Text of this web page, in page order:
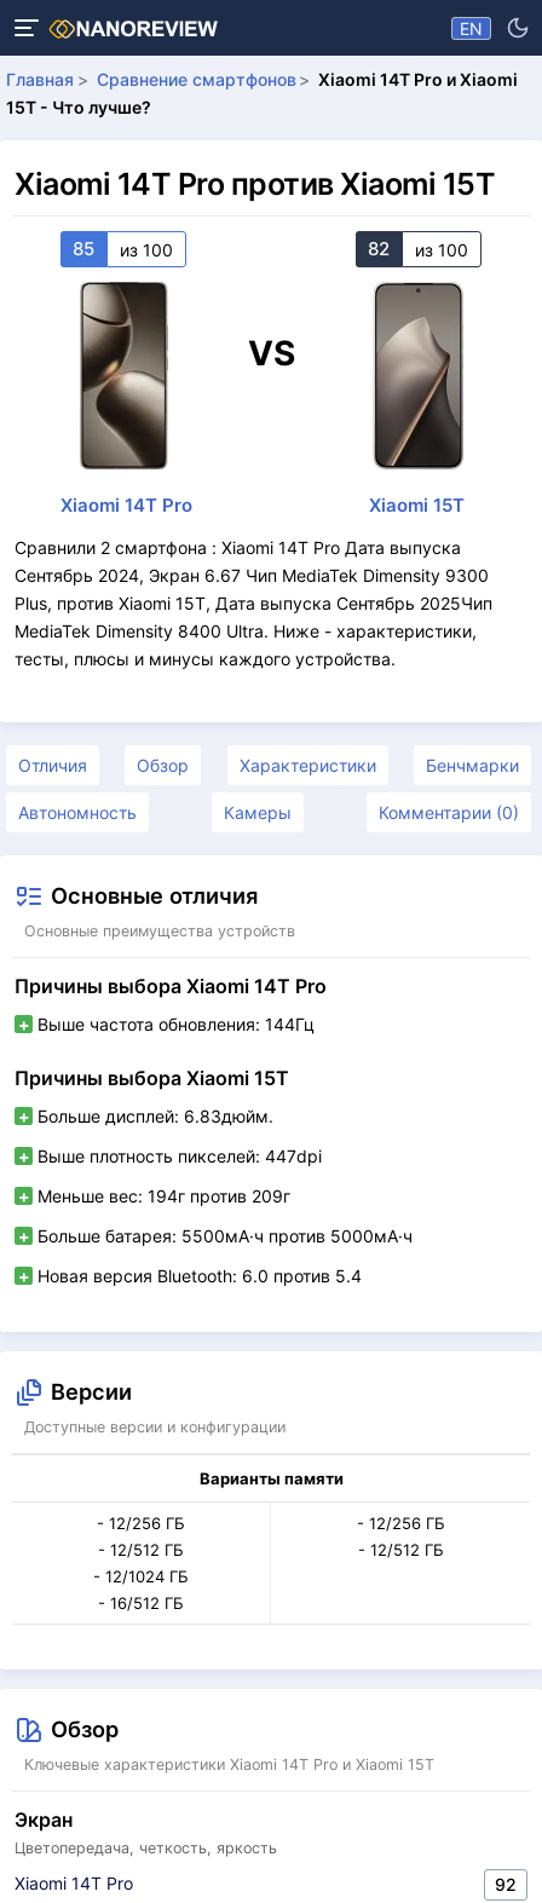
EN
Главная Сравнение смартфонов
Xiaomi 14T Pro и Xiaomi
15T - Что лучше?
Xiaomi 14T Pro против Xiaomi 15T
85 из 100
VS
82 из 100
Xiaomi 14T Pro Xiaomi 15T
Сравнили 2 смартфона : Xiaomi 14T Pro Дата выпуска
Сентябрь 2024, Экран 6.67 Чип MediaTek Dimensity 9300
Plus, против Xiaomi 15T, Дата выпуска Сентябрь 2025Чип
MediaTek Dimensity 8400 Ultra. Ниже - характеристики,
тесты, плюсы и минусы каждого устройства.
Отличия Обзор Характеристики Бенчмарки
Автономность Камеры Комментарии (0)
Основные отличия
Основные преимущества устройств
Причины выбора Xiaomi 14T Pro
Выше частота обновления: 144Гц
Причины выбора Xiaomi 15T
Больше дисплей: 6.83дюйм.
Выше плотность пикселей: 447dpi
Меньше вес: 194г против 209г
Больше батарея: 5500мА·ч против 5000мА·ч
Новая версия Bluetooth: 6.0 против 5.4
Версии
Доступные версии и конфигурации
Варианты памяти
- 12/256 ГБ
- 12/512 ГБ
- 12/1024 ГБ
- 16/512 ГБ
- 12/256 ГБ
- 12/512 ГБ
Обзор
Ключевые характеристики Xiaomi 14T Pro и Xiaomi 15T
Экран
Цветопередача, четкость, яркость
Xiaomi 14T Pro 92